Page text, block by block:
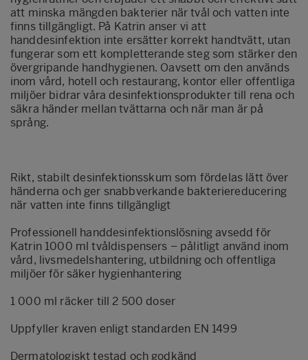
att minska mängden bakterier när tvål och vatten inte
finns tillgängligt. På Katrin anser vi att
handdesinfektion inte ersätter korrekt handtvätt, utan
fungerar som ett kompletterande steg som stärker den
övergripande handhygienen. Oavsett om den används
inom vård, hotell och restaurang, kontor eller offentliga
miljöer bidrar våra desinfektionsprodukter till rena och
säkra händer mellan tvättarna och när man är på
språng.
Rikt, stabilt desinfektionsskum som fördelas lätt över
händerna och ger snabbverkande bakteriereducering
när vatten inte finns tillgängligt
Professionell handdesinfektionslösning avsedd för
Katrin 1000 ml tvåldispensers – pålitligt använd inom
vård, livsmedelshantering, utbildning och offentliga
miljöer för säker hygienhantering
1 000 ml räcker till 2 500 doser
Uppfyller kraven enligt standarden EN 1499
Dermatologiskt testad och godkänd